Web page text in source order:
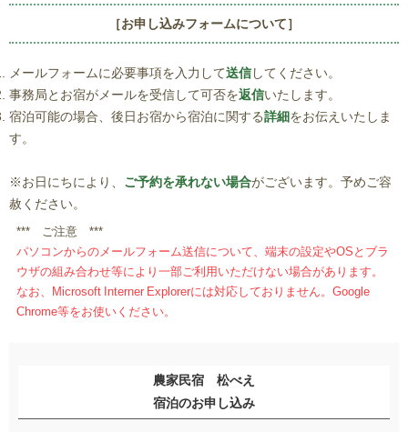
［お申し込みフォームについて］
メールフォームに必要事項を入力して送信してください。
事務局とお宿がメールを受信して可否を返信いたします。
宿泊可能の場合、後日お宿から宿泊に関する詳細 をお伝えいたしま
す。
※お日にちにより、 ご予約を承れない場合がございます。予めご容
赦ください。
*** ご注意 ***
パソコンからのメールフォーム送信について、端末の設定やOSとブラ
ウザの組み合わせ等により一部ご利用いただけない場合があります。
なお、Microsoft Interner Explorerには対応しておりません。Google
Chrome等をお使いください。
農家民宿 松べえ
宿泊のお申し込み